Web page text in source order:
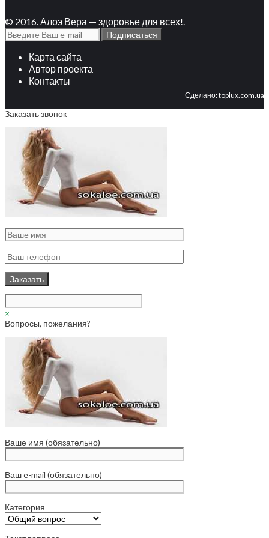
© 2016. Алоэ Вера — здоровье для всех!.
Карта сайта
Автор проекта
Контакты
Сделано:toplux.com.ua
Заказать звонок
×
Вопросы, пожелания?
Ваше имя (обязательно)
Ваш e-mail (обязательно)
Категория